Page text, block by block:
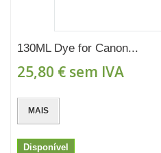
130ML Dye for Canon...
25,80 € sem IVA
MAIS
Disponível